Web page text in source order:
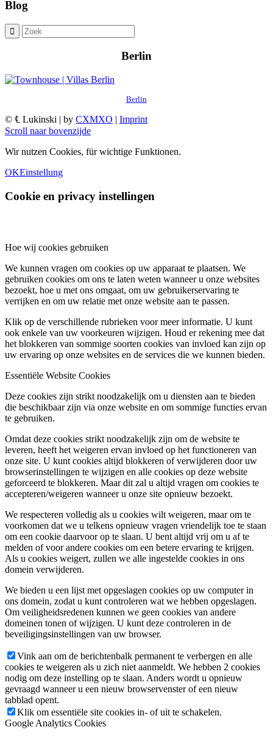
Blog
Berlin
Berlin
© ℄ Lukinski | by CXMXO | Imprint
Scroll naar bovenzijde
Wir nutzen Cookies, für wichtige Funktionen.
OKEinstellung
Cookie en privacy instellingen
Hoe wij cookies gebruiken
We kunnen vragen om cookies op uw apparaat te plaatsen. We
gebruiken cookies om ons te laten weten wanneer u onze websites
bezoekt, hoe u met ons omgaat, om uw gebruikerservaring te
verrijken en om uw relatie met onze website aan te passen.
Klik op de verschillende rubrieken voor meer informatie. U kunt
ook enkele van uw voorkeuren wijzigen. Houd er rekening mee dat
het blokkeren van sommige soorten cookies van invloed kan zijn op
uw ervaring op onze websites en de services die we kunnen bieden.
Essentiële Website Cookies
Deze cookies zijn strikt noodzakelijk om u diensten aan te bieden
die beschikbaar zijn via onze website en om sommige functies ervan
te gebruiken.
Omdat deze cookies strikt noodzakelijk zijn om de website te
leveren, heeft het weigeren ervan invloed op het functioneren van
onze site. U kunt cookies altijd blokkeren of verwijderen door uw
browserinstellingen te wijzigen en alle cookies op deze website
geforceerd te blokkeren. Maar dit zal u altijd vragen om cookies te
accepteren/weigeren wanneer u onze site opnieuw bezoekt.
We respecteren volledig als u cookies wilt weigeren, maar om te
voorkomen dat we u telkens opnieuw vragen vriendelijk toe te staan
om een cookie daarvoor op te slaan. U bent altijd vrij om u af te
melden of voor andere cookies om een betere ervaring te krijgen.
Als u cookies weigert, zullen we alle ingestelde cookies in ons
domein verwijderen.
We bieden u een lijst met opgeslagen cookies op uw computer in
ons domein, zodat u kunt controleren wat we hebben opgeslagen.
Om veiligheidsredenen kunnen we geen cookies van andere
domeinen tonen of wijzigen. U kunt deze controleren in de
beveiligingsinstellingen van uw browser.
Vink aan om de berichtenbalk permanent te verbergen en alle
cookies te weigeren als u zich niet aanmeldt. We hebben 2 cookies
nodig om deze instelling op te slaan. Anders wordt u opnieuw
gevraagd wanneer u een nieuw browservenster of een nieuw
tabblad opent.
Klik om essentiële site cookies in- of uit te schakelen.
Google Analytics Cookies